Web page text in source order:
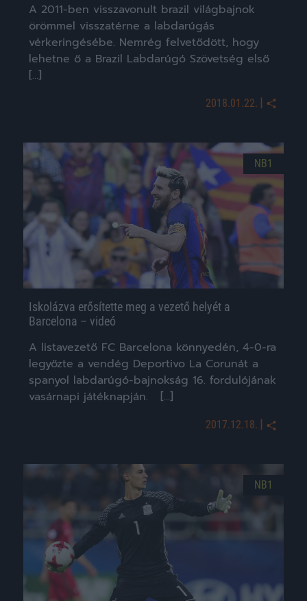
A 2011-ben visszavonult brazil világbajnok
örömmel visszatérne a labdarúgás
vérkeringésébe. Nemrég felvetődött, hogy
lehetne ő a Brazil Labdarúgó Szövetség első
[…]
2018.01.22. |
NB1
Iskolázva erősítette meg a vezető helyét a
Barcelona – videó
A listavezető FC Barcelona könnyedén, 4-0-ra
legyőzte a vendég Deportivo La Corunát a
spanyol labdarúgó-bajnokság 16. fordulójának
vasárnapi játéknapján. […]
2017.12.18. |
NB1